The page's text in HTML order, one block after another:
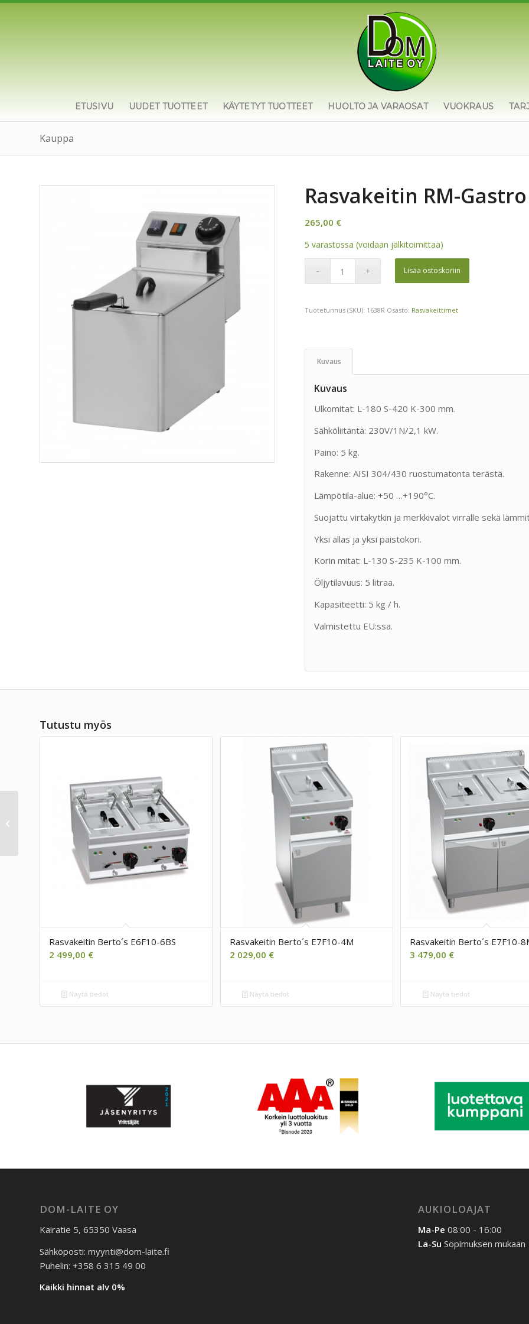
ETUSIVU UUDET TUOTTEET KÄYTETYT TUOTTEET HUOLTO JA VARAOSAT VUOKRAUS
Kauppa
Rasvakeitin RM-Gastro
265,00 €
5 varastossa (voidaan jälkitoimittaa)
Lisää ostoskoriin
Tuotetunnus (SKU): 1638R Osasto: Rasvakeittimet
Kuvaus
Kuvaus
Ulkomitat: L-180 S-420 K-300 mm.
Sähköliitäntä: 230V/1N/2,1 kW.
Paino: 5 kg.
Rakenne: AISI 304/430 ruostumatonta terästä.
Lämpötila-alue: +50 …+190°C.
Suojattu virtakytkin ja merkkivalot virralle sekä
Yksi allas ja yksi paistokori.
Korin mitat: L-130 S-235 K-100 mm.
Öljytilavuus: 5 litraa.
Kapasiteetti: 5 kg / h.
Valmistettu EU:ssa.
Tutustu myös
Rasvakeitin Berto´s E6F10-6BS
2 499,00 €
Näytä tiedot
Rasvakeitin Berto´s E7F10-4M
2 029,00 €
Näytä tiedot
Rasvakeitin Berto´s E7F10-
3 479,00 €
Näytä tiedot
DOM-LAITE OY
Kairatie 5, 65350 Vaasa
Sähköposti: myynti@dom-laite.fi
Puhelin: +358 6 315 49 00
Kaikki hinnat alv 0%
AUKIOLOAJAT
Ma-Pe 08:00 - 16:00
La-Su Sopimuksen mukaan
KBS402UCHR 400 L